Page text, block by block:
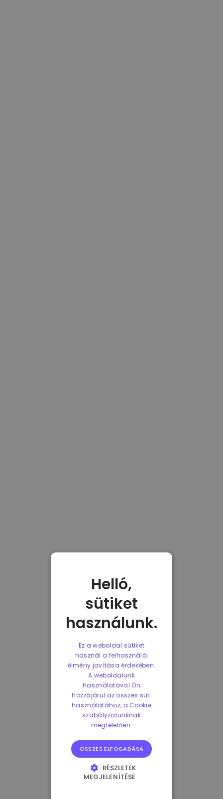
Helló,
sütiket
használunk.
Ez a weboldal sütiket
használ a felhasználói
élmény javítása érdekében.
A weboldalunk
használatával Ön
hozzájárul az összes süti
használatához, a Cookie
szabályzatunknak
megfelelően.
ÖSSZES ELFOGADÁSA
RÉSZLETEK
MEGJELENÍTÉSE